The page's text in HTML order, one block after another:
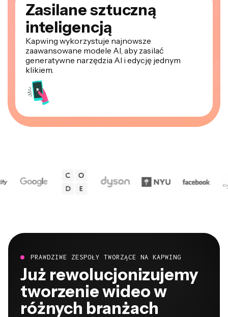
Zasilane sztuczną
inteligencją
Kapwing wykorzystuje najnowsze
zaawansowane modele AI, aby zasilać
generatywne narzędzia AI i edycję jednym
klikiem.
PRAWDZIWE ZESPOŁY TWORZĄCE NA KAPWING
Już rewolucjonizujemy
tworzenie wideo w
różnych branżach